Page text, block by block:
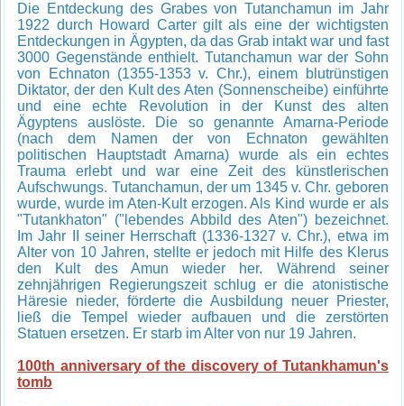
Die Entdeckung des Grabes von Tutanchamun im Jahr
1922 durch Howard Carter gilt als eine der wichtigsten
Entdeckungen in Ägypten, da das Grab intakt war und fast
3000 Gegenstände enthielt. Tutanchamun war der Sohn
von Echnaton (1355-1353 v. Chr.), einem blutrünstigen
Diktator, der den Kult des Aten (Sonnenscheibe) einführte
und eine echte Revolution in der Kunst des alten
Ägyptens auslöste. Die so genannte Amarna-Periode
(nach dem Namen der von Echnaton gewählten
politischen Hauptstadt Amarna) wurde als ein echtes
Trauma erlebt und war eine Zeit des künstlerischen
Aufschwungs. Tutanchamun, der um 1345 v. Chr. geboren
wurde, wurde im Aten-Kult erzogen. Als Kind wurde er als
"Tutankhaton" ("lebendes Abbild des Aten") bezeichnet.
Im Jahr II seiner Herrschaft (1336-1327 v. Chr.), etwa im
Alter von 10 Jahren, stellte er jedoch mit Hilfe des Klerus
den Kult des Amun wieder her. Während seiner
zehnjährigen Regierungszeit schlug er die atonistische
Häresie nieder, förderte die Ausbildung neuer Priester,
ließ die Tempel wieder aufbauen und die zerstörten
Statuen ersetzen. Er starb im Alter von nur 19 Jahren.
100th anniversary of the discovery of Tutankhamun's
tomb